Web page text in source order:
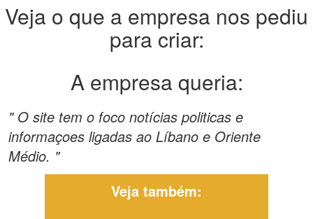
Veja o que a empresa nos pediu
para criar:
A empresa queria:
" O site tem o foco notícias politicas e
informaçoes ligadas ao Líbano e Oriente
Médio. "
Veja também: